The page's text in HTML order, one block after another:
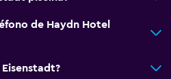
de Haydn Hotel